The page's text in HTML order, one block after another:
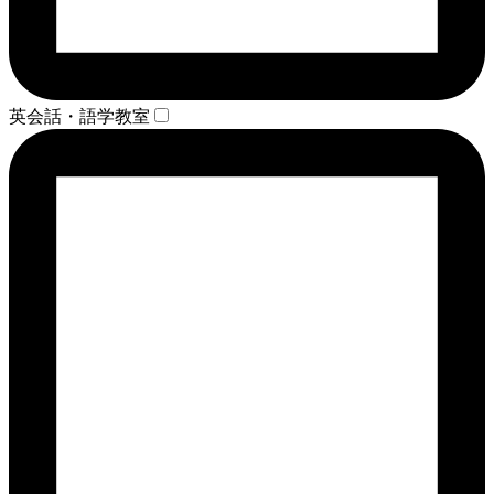
英会話・語学教室